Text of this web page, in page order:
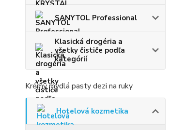
SANYTOL Professional
Klasická drogéria a
všetky čističe podľa
kategórií
Krémy mydlá pasty dezi na ruky
Hotelová kozmetika